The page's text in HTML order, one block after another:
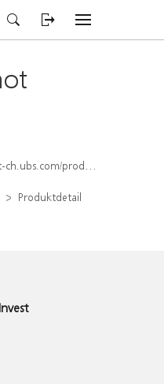
detail/index/isin/CH1578794740
Produktdetail